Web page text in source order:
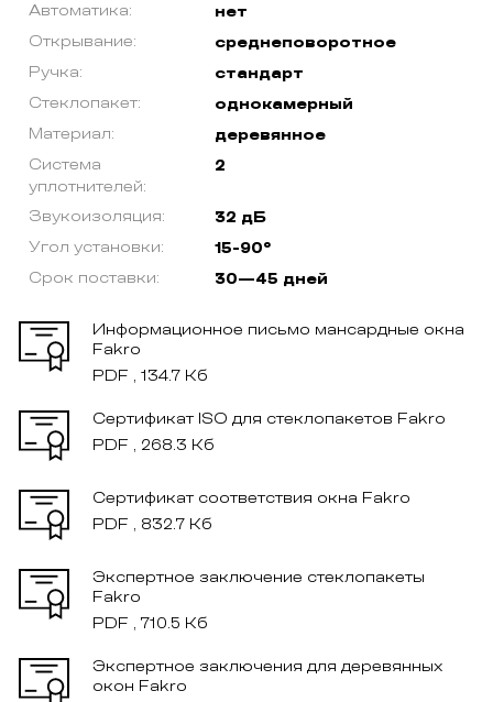
Автоматика: нет
Открывание: среднеповоротное
Ручка: стандарт
Стеклопакет: однокамерный
Материал: деревянное
Система
уплотнителей:
2
Звукоизоляция: 32 дБ
Угол установки: 15-90°
Срок поставки: 30—45 дней
Информационное письмо мансардные окна
Fakro
PDF , 134.7 Кб
Сертификат ISO для стеклопакетов Fakro
PDF , 268.3 Кб
Сертификат соответствия окна Fakro
PDF , 832.7 Кб
Экспертное заключение стеклопакеты
Fakro
PDF , 710.5 Кб
Экспертное заключения для деревянных
окон Fakro